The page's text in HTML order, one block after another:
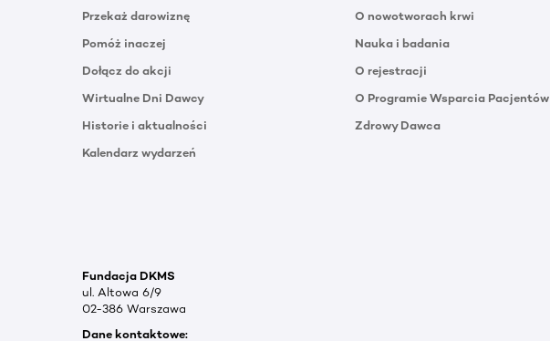
Przekaż darowiznę
Pomóż inaczej
Dołącz do akcji
Wirtualne Dni Dawcy
Historie i aktualności
Kalendarz wydarzeń
O nowotworach krwi
Nauka i badania
O rejestracji
O Programie Wsparcia Pacjentów
Zdrowy Dawca
Fundacja DKMS
ul. Altowa 6/9
02-386 Warszawa
Dane kontaktowe: